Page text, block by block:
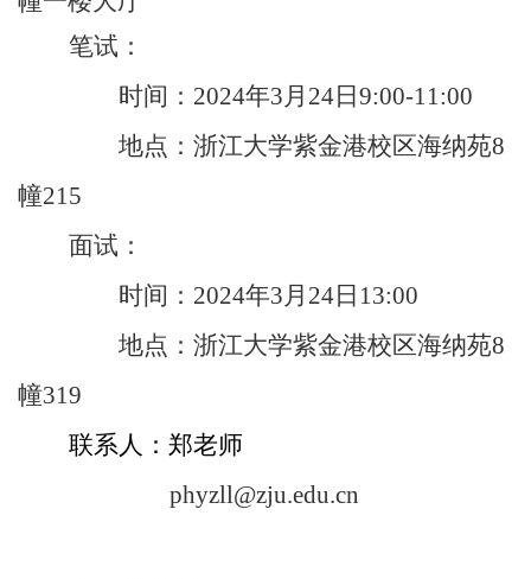
笔试：
时间： 2024年3月 24日 9:00-11:00
地点：浙江大学紫金港校区海纳苑8
幢215
面试：
时间： 2024年3月 24日 13:00
地点：浙江大学紫金港校区海纳苑8
幢319
联系人：郑老师
phyzll@zju.edu.cn